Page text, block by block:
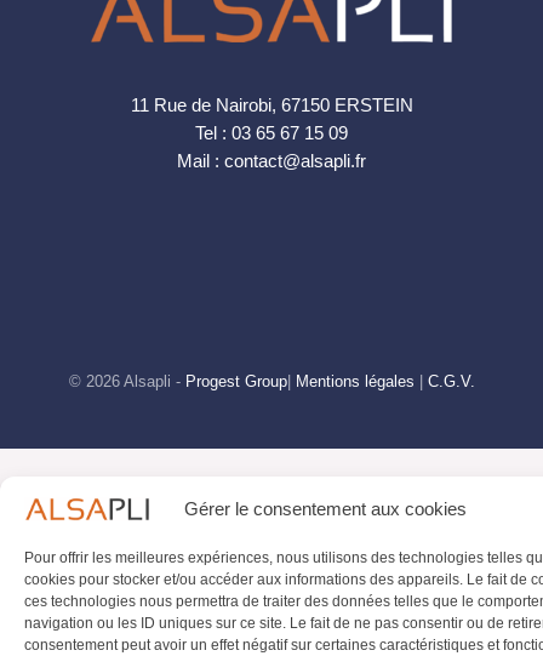
Gérer le consentement aux cookies
Pour offrir les meilleures expériences, nous utilisons des technologies telles
cookies pour stocker et/ou accéder aux informations des appareils. Le fait de
ces technologies nous permettra de traiter des données telles que le
navigation ou les ID uniques sur ce site. Le fait de ne pas consentir ou de
consentement peut avoir un effet négatif sur certaines caractéristiques et
11 Rue de Nairobi, 67150 ERSTEIN
Tel : 03 65 67 15 09
Mail : contact@alsapli.fr
© 2026 Alsapli - Progest Group| Mentions légales C.G.V.